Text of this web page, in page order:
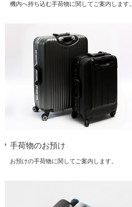
機内へ持ち込む手荷物に関してご案内します。
手荷物のお預け
お預けの手荷物に関してご案内します。